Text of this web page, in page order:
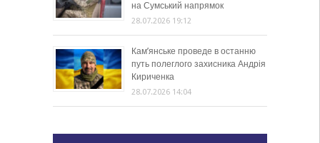
на Сумський напрямок
28.07.2026 19:12
Кам’янське проведе в останню
путь полеглого захисника Андрія
Кириченка
28.07.2026 14:04